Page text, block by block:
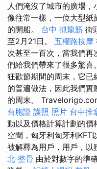
人們淹沒了城市的廣場，
像往常一樣，一位大型紙
的開船。 台中 抓龍筋 街
至2月21日。 五權路按摩
次甚至一百次，當我們
們給我們帶來了很多驚喜
狂歡節期間的周末，它已
的普遍做法，因此我們
的周末。
台胞證 護照 照片 台中推
動以及價格計算計劃的價
空間，匈牙利匈牙利KFT
被解釋為用戶，用戶，以
北 整骨 由於對數字的準